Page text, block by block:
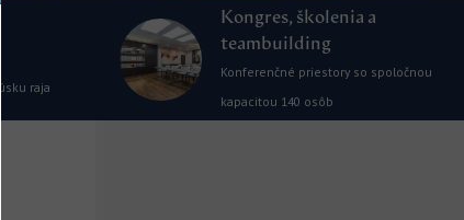
raja
Kongres, školenia a
teambuilding
Konferenčné priestory so spoločnou
kapacitou 140 osôb